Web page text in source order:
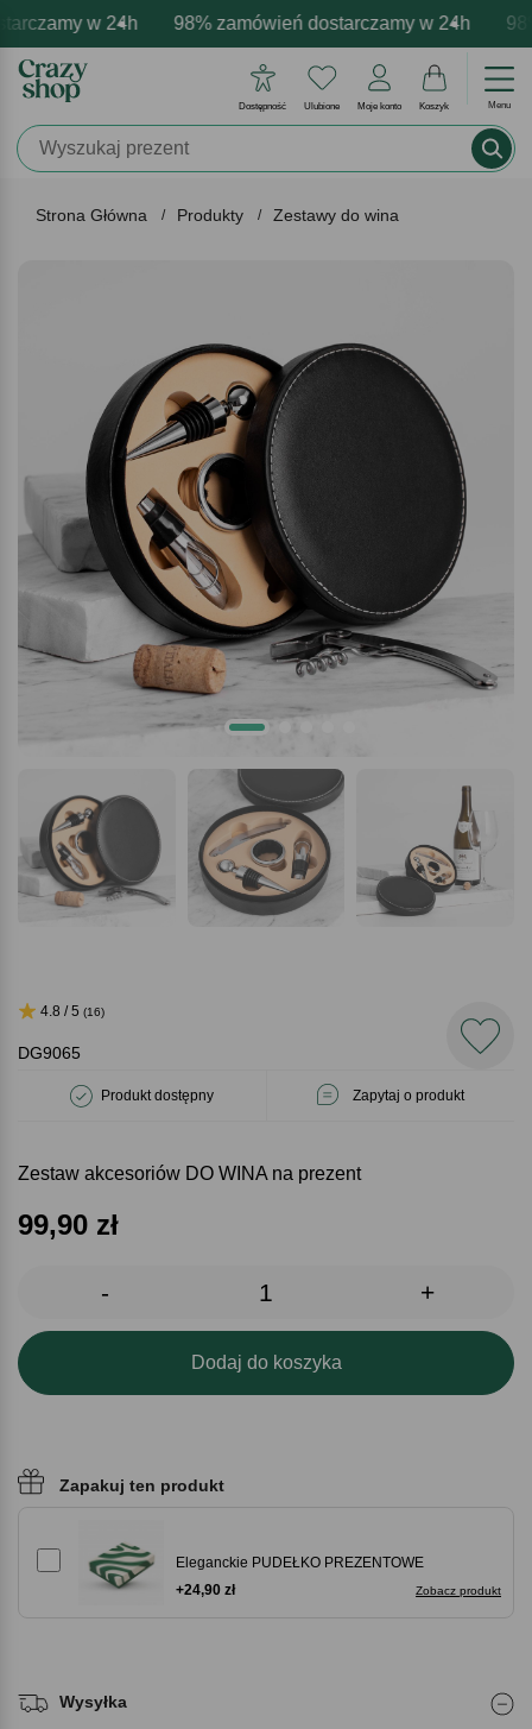
w 24h 98% zamówień dostarczamy w 24h
personalizacja produktów Profesjonalna i darmowa
emocje - zawsze udane prezenty Prezentujemy
Dostępność Ulubione Moje konto Koszyk Menu
Strona Główna Produkty Zestawy do wina
DG9065
Produkt dostępny Zapytaj o produkt
4.8 / 5 (16)
Zestaw akcesoriów DO WINA na prezent
99,90 zł
- +
Dodaj do koszyka
Zapakuj ten produkt
Eleganckie PUDEŁKO PREZENTOWE
Zobacz produkt
+24,90 zł
Wysyłka